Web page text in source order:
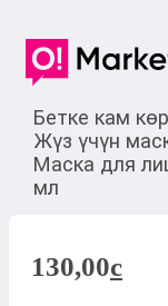
Бетке кам
Жүз үчүн
Маска для
мл
130,00c